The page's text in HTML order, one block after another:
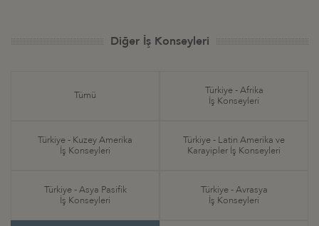
Diğer İş Konseyleri
Tümü
Türkiye - Afrika
İş Konseyleri
Türkiye - Kuzey Amerika
İş Konseyleri
Türkiye - Latin Amerika ve
Karayipler İş Konseyleri
Türkiye - Asya Pasifik
İş Konseyleri
Türkiye - Avrasya
İş Konseyleri